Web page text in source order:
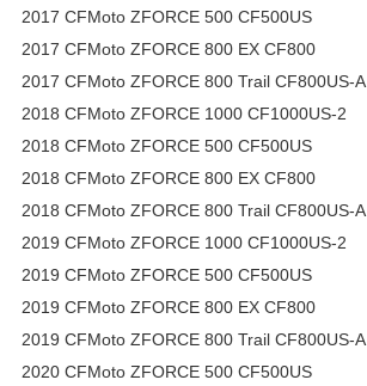
2017 CFMoto ZFORCE 500 CF500US
2017 CFMoto ZFORCE 800 EX CF800
2017 CFMoto ZFORCE 800 Trail CF800US-A
2018 CFMoto ZFORCE 1000 CF1000US-2
2018 CFMoto ZFORCE 500 CF500US
2018 CFMoto ZFORCE 800 EX CF800
2018 CFMoto ZFORCE 800 Trail CF800US-A
2019 CFMoto ZFORCE 1000 CF1000US-2
2019 CFMoto ZFORCE 500 CF500US
2019 CFMoto ZFORCE 800 EX CF800
2019 CFMoto ZFORCE 800 Trail CF800US-A
2020 CFMoto ZFORCE 500 CF500US